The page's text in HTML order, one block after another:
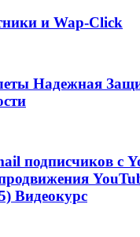
и Wap-Click
Надежная
подписчиков с
Видеокурс